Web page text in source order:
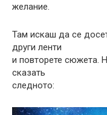
желание.
Там искаш да се
други ленти
и повторете сюжета.
сказать
следното: